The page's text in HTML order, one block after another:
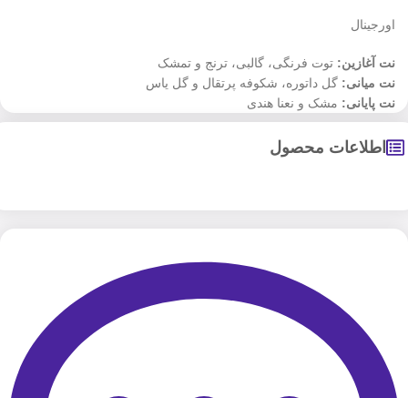
اورجینال
نت‌ آغازین: توت فرنگی، گالبی، ترنج و تمشک
نت میانی: گل داتوره، شکوفه پرتقال و گل یاس
نت پایانی: مشک و نعنا هندی
اطلاعات محصول